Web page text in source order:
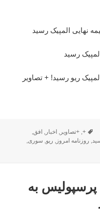
نهایی المپیک رسید
رسید
ریو رسید! + تصاویر
برچسب‌ها
+
,+تصاویر, اخبار, افق,
, روزنامه امروز, ریو, سوری,
پرسپولیس به